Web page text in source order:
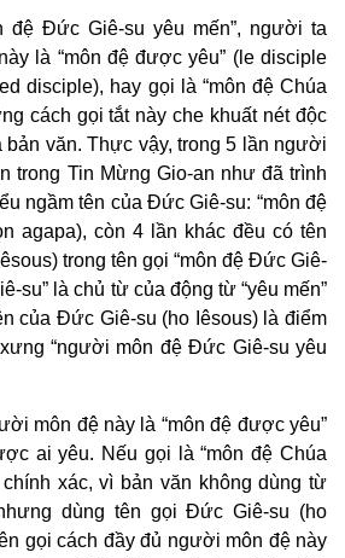
đệ Đức Giê-su yêu mến”, người ta
là “môn đệ được yêu” (le disciple
disciple), hay gọi là “môn đệ Chúa
cách gọi tắt này che khuất nét độc
văn. Thực vậy, trong 5 lần người
trong Tin Mừng Gio-an như đã trình
ngầm tên của Đức Giê-su: “môn đệ
agapa), còn 4 lần khác đều có tên
trong tên gọi “môn đệ Đức Giê-
su” là chủ từ của động từ “yêu mến”
của Đức Giê-su (ho Iêsous) là điểm
“người môn đệ Đức Giê-su yêu
môn đệ này là “môn đệ được yêu”
ai yêu. Nếu gọi là “môn đệ Chúa
xác, vì bản văn không dùng từ
dùng tên gọi Đức Giê-su (ho
gọi cách đầy đủ người môn đệ này